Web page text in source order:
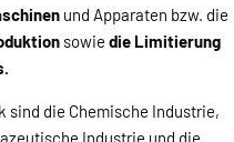
und Apparaten bzw. die
sowie die Limitierung
sind die Chemische Industrie,
Industrie und die